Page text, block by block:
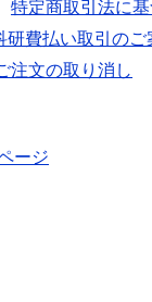
特定商取引法に
研費払い取引のご
注文の取り消し
ージ